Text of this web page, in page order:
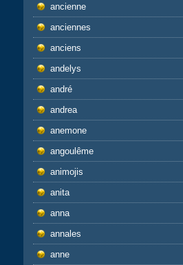
ancienne
anciennes
anciens
andelys
andré
andrea
anemone
angoulême
animojis
anita
anna
annales
anne